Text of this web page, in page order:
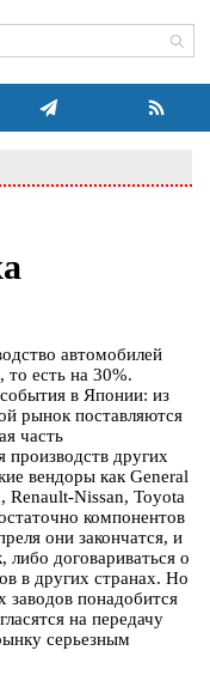
автомобилей
то есть на 30%.
в Японии: из
рынок поставляются
часть
производств других
вендоры как General
Renault-Nissan, Toyota
компонентов
они закончатся, и
либо договариваться о
в других странах. Но
заводов понадобится
на передачу
серьезным